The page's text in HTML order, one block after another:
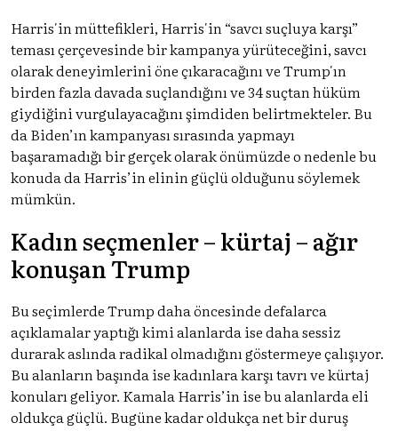
Harris'in müttefikleri, Harris'in “savcı suçluya karşı”
teması çerçevesinde bir kampanya yürüteceğini, savcı
olarak deneyimlerini öne çıkaracağını ve Trump'ın
birden fazla davada suçlandığını ve 34 suçtan hüküm
giydiğini vurgulayacağını şimdiden belirtmekteler. Bu
da Biden’ın kampanyası sırasında yapmayı
başaramadığı bir gerçek olarak önümüzde o nedenle bu
konuda da Harris’in elinin güçlü olduğunu söylemek
mümkün.
Kadın seçmenler – kürtaj – ağır
konuşan Trump
Bu seçimlerde Trump daha öncesinde defalarca
açıklamalar yaptığı kimi alanlarda ise daha sessiz
durarak aslında radikal olmadığını göstermeye çalışıyor.
Bu alanların başında ise kadınlara karşı tavrı ve kürtaj
konuları geliyor. Kamala Harris’in ise bu alanlarda eli
oldukça güçlü. Bugüne kadar oldukça net bir duruş